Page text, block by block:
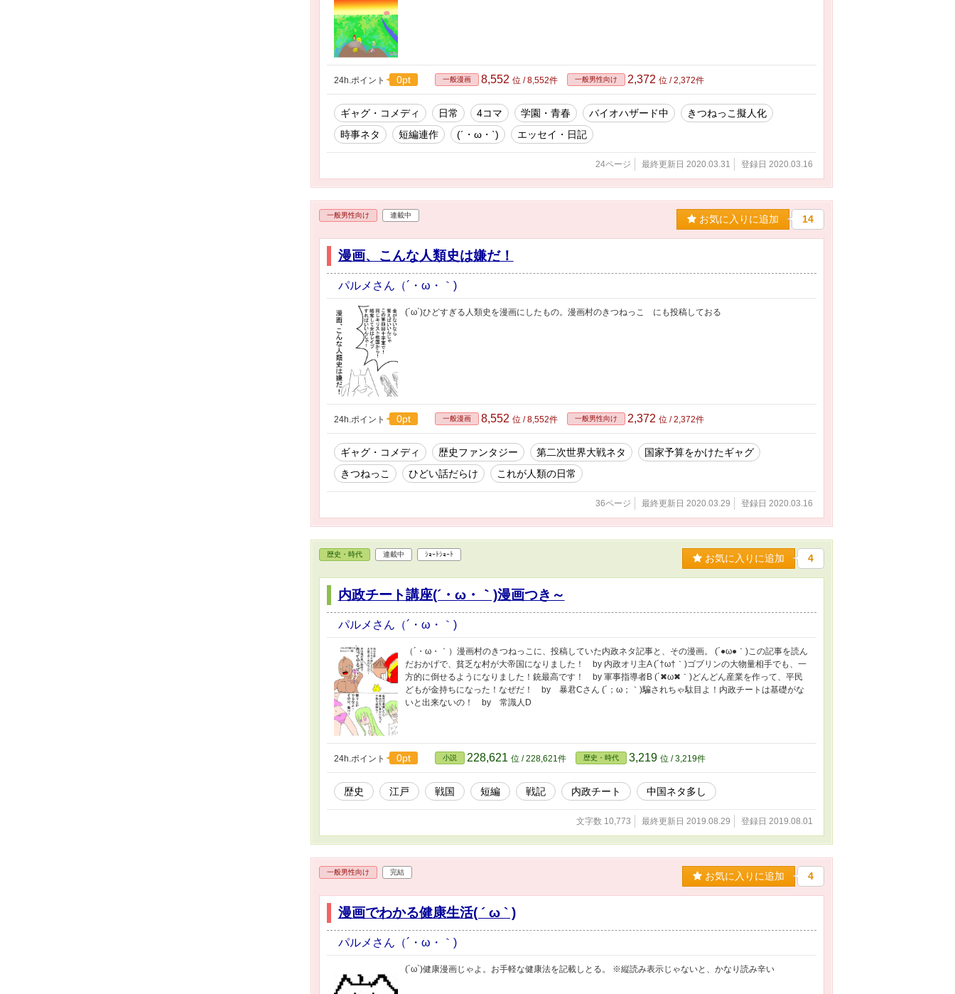
24h.ポイント 0pt 一般漫画 8,552 位 / 8,552件 一般男性向け 2,372 位 / 2,372件
ギャグ・コメディ 日常 4コマ 学園・青春 バイオハザード中
きつねっこ擬人化
時事ネタ
短編連作 (´・ω・`) エッセイ・日記
24ページ 最終更新日 2020.03.31 登録日 2020.03.16
一般男性向け 連載中 お気に入りに追加 14
漫画、こんな人類史は嫌だ！
パルメさん（´・ω・｀)
(´ω`)ひどすぎる人類史を漫画にしたもの。漫画村のきつねっこ にも投稿しておる
24h.ポイント 0pt 一般漫画 8,552 位 / 8,552件 一般男性向け 2,372 位 / 2,372件
ギャグ・コメディ 歴史ファンタジー 第二次世界大戦ネタ
国家予算をかけたギャグ
きつねっこ
ひどい話だらけ これが人類の日常
36ページ 最終更新日 2020.03.29 登録日 2020.03.16
歴史・時代 連載中 ｼｮｰﾄｼｮｰﾄ お気に入りに追加 4
内政チート講座(´・ω・｀)漫画つき～
パルメさん（´・ω・｀)
（´・ω・｀）漫画村のきつねっこに、投稿していた内政ネタ記事と、その漫画。 (´●ω●｀)この記事を読ん
だおかげで、貧乏な村が大帝国になりました！ by 内政オリ主A (´†ω†｀)ゴブリンの大物量相手でも、一
方的に倒せるようになりました！銃最高です！ by 軍事指導者B (´✖ω✖｀)どんどん産業を作って、平民
どもが金持ちになった！なぜだ！ by 暴君Cさん (´；ω；｀)騙されちゃ駄目よ！内政チートは基礎がな
いと出来ないの！ by 常識人D
24h.ポイント 0pt 小説 228,621 位 / 228,621件 歴史・時代 3,219 位 / 3,219件
歴史 江戸 戦国 短編 戦記 内政チート 中国ネタ多し
文字数 10,773 最終更新日 2019.08.29 登録日 2019.08.01
一般男性向け 完結 お気に入りに追加 4
漫画でわかる健康生活( ´ ω ` )
パルメさん（´・ω・｀)
(´ω`)健康漫画じゃよ。お手軽な健康法を記載しとる。 ※縦読み表示じゃないと、かなり読み辛い